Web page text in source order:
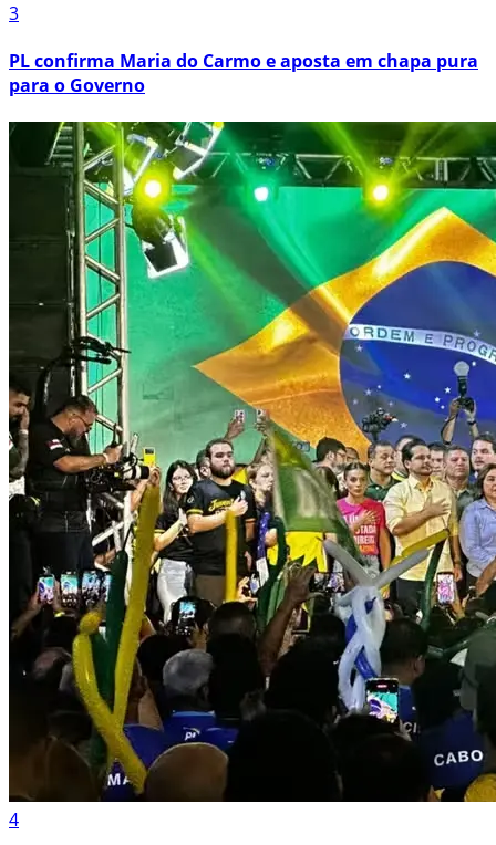
3
PL confirma Maria do Carmo e aposta em chapa pura
para o Governo
4